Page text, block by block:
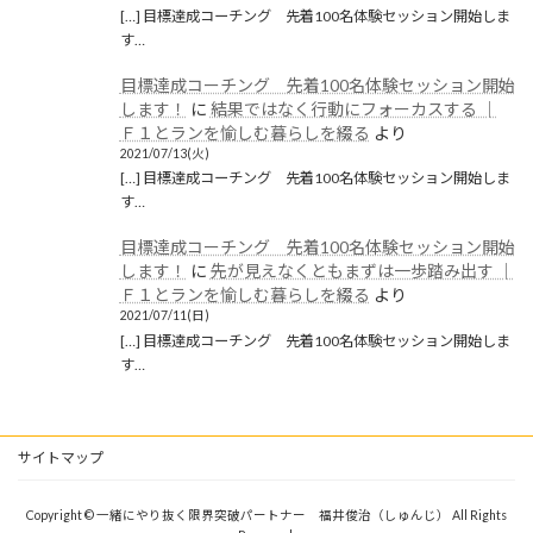
[…] 目標達成コーチング 先着100名体験セッション開始しま
す…
目標達成コーチング 先着100名体験セッション開始
します！
に 結果ではなく行動にフォーカスする │
Ｆ１とランを愉しむ暮らしを綴る より
2021/07/13(火)
[…] 目標達成コーチング 先着100名体験セッション開始しま
す…
目標達成コーチング 先着100名体験セッション開始
します！
に 先が見えなくともまずは一歩踏み出す │
Ｆ１とランを愉しむ暮らしを綴る より
2021/07/11(日)
[…] 目標達成コーチング 先着100名体験セッション開始しま
す…
サイトマップ
Copyright © 一緒にやり抜く限界突破パートナー 福井俊治（しゅんじ） All Rights